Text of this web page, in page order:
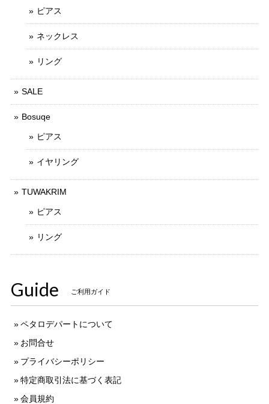
ピアス
ネックレス
リング
SALE
Bosuqe
ピアス
イヤリング
TUWAKRIM
ピアス
リング
Guide ご利用ガイド
ペタロデパートについて
お問合せ
プライバシーポリシー
特定商取引法に基づく表記
会員規約